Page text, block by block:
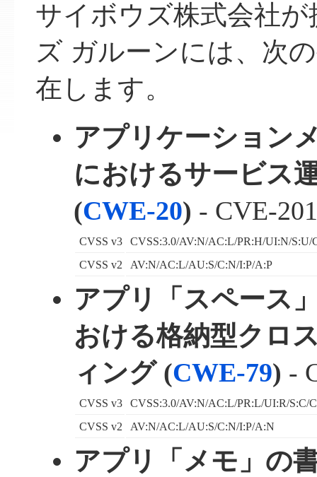
サイボウズ株式会社
ズ ガルーンには、次
在します。
アプリケーション
におけるサービス
(CWE-20) - CVE-
CVSS v3
CVSS:3.0/AV:N/AC:L/PR:H/UI:N/
CVSS v2
AV:N/AC:L/AU:S/C:N/I:P/A:P
アプリ「スペース
おける格納型クロ
ィング (CWE-79) -
CVSS v3
CVSS:3.0/AV:N/AC:L/PR:L/UI:R/S:C/
CVSS v2
AV:N/AC:L/AU:S/C:N/I:P/A:N
アプリ「メモ」の